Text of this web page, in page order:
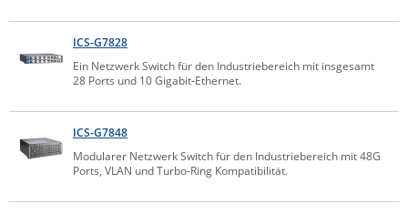
Kerlink
Kramer Electronics
KVM TEC
Legrand
LigoWave
Milesight
Moxa
ICS-G7828
Ein Netzwerk Switch für den Industriebereich mit insgesamt
28 Ports und 10 Gigabit-Ethernet.
ICS-G7848
Modularer Netzwerk Switch für den Industriebereich mit 48G
Ports, VLAN und Turbo-Ring Kompatibilität.